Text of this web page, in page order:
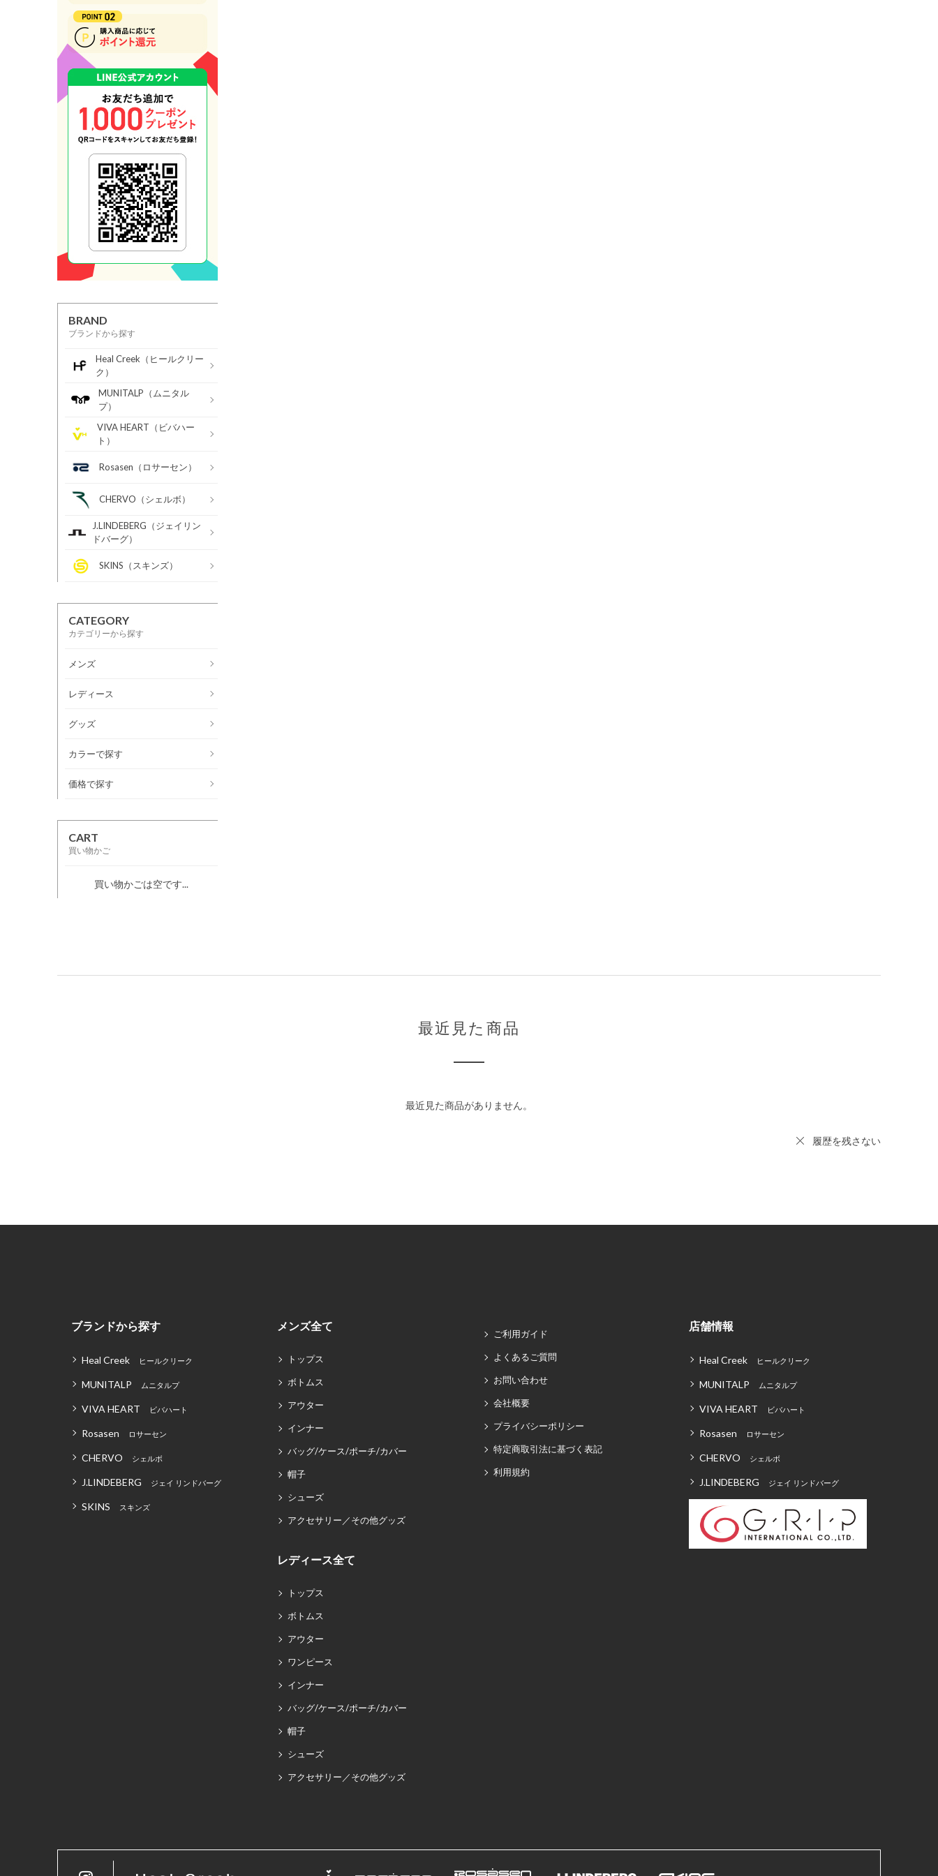
BRAND
ブランドから探す
Heal Creek（ヒールクリー
ク）
MUNITALP（ムニタル
プ）
VIVA HEART（ビバハー
ト）
Rosasen（ロサーセン）
CHERVO（シェルボ）
J.LINDEBERG（ジェイリン
ドバーグ）
SKINS（スキンズ）
CATEGORY
カテゴリーから探す
メンズ
レディース
グッズ
カラーで探す
価格で探す
CART
買い物かご
買い物かごは空です...
最近見た商品
最近見た商品がありません。
履歴を残さない
ブランドから探す
Heal Creek ヒールクリーク
MUNITALP ムニタルプ
VIVA HEART ビバハート
Rosasen ロサーセン
CHERVO シェルボ
J.LINDEBERG ジェイ リンドバーグ
SKINS スキンズ
メンズ全て
トップス
ボトムス
アウター
インナー
バッグ/ケース/ポーチ/カバー
帽子
シューズ
アクセサリー／その他グッズ
レディース全て
トップス
ボトムス
アウター
ワンピース
インナー
バッグ/ケース/ポーチ/カバー
帽子
シューズ
アクセサリー／その他グッズ
ご利用ガイド
よくあるご質問
お問い合わせ
会社概要
プライバシーポリシー
特定商取引法に基づく表記
利用規約
店舗情報
Heal Creek ヒールクリーク
MUNITALP ムニタルプ
VIVA HEART ビバハート
Rosasen ロサーセン
CHERVO シェルボ
J.LINDEBERG ジェイ リンドバーグ